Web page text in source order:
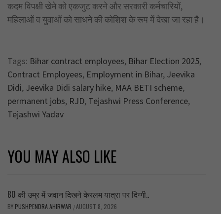
कदम विपक्षी खेमे को एकजुट करने और सरकारी कर्मचारियों,
महिलाओं व युवाओं को साधने की कोशिश के रूप में देखा जा रहा है।
Tags: Bihar contract employees, Bihar Election 2025,
Contract Employees, Employment in Bihar, Jeevika
Didi, Jeevika Didi salary hike, MAA BETI scheme,
permanent jobs, RJD, Tejashwi Press Conference,
Tejashwi Yadav
YOU MAY ALSO LIKE
80 की उम्र में जवान दिखने केरलम यात्रा पर दिग्गी..
BY PUSHPENDRA AHIRWAR /AUGUST 8, 2026